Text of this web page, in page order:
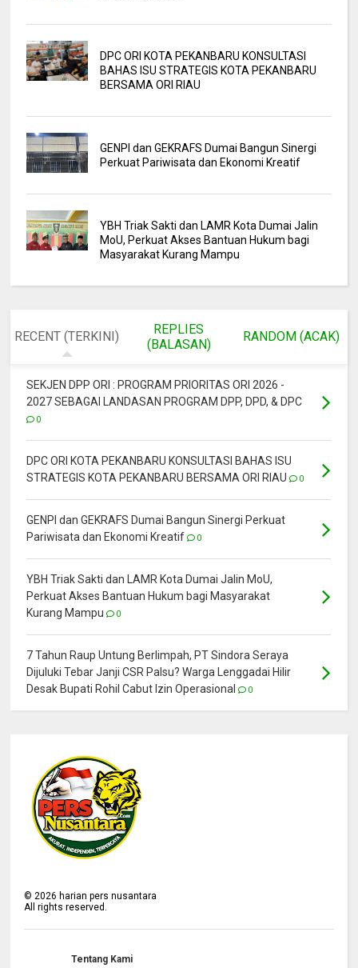
DPC ORI KOTA PEKANBARU KONSULTASI
BAHAS ISU STRATEGIS KOTA PEKANBARU
BERSAMA ORI RIAU
GENPI dan GEKRAFS Dumai Bangun Sinergi
Perkuat Pariwisata dan Ekonomi Kreatif
YBH Triak Sakti dan LAMR Kota Dumai Jalin
MoU, Perkuat Akses Bantuan Hukum bagi
Masyarakat Kurang Mampu
RECENT (TERKINI)
REPLIES
(BALASAN)
RANDOM (ACAK)
SEKJEN DPP ORI : PROGRAM PRIORITAS ORI 2026 -
2027 SEBAGAI LANDASAN PROGRAM DPP, DPD, & DPC
0
DPC ORI KOTA PEKANBARU KONSULTASI BAHAS ISU
STRATEGIS KOTA PEKANBARU BERSAMA ORI RIAU
0
GENPI dan GEKRAFS Dumai Bangun Sinergi Perkuat
Pariwisata dan Ekonomi Kreatif
0
YBH Triak Sakti dan LAMR Kota Dumai Jalin MoU,
Perkuat Akses Bantuan Hukum bagi Masyarakat
Kurang Mampu
0
7 Tahun Raup Untung Berlimpah, PT Sindora Seraya
Dijuluki Tebar Janji CSR Palsu? Warga Lenggadai Hilir
Desak Bupati Rohil Cabut Izin Operasional
0
© 2026 harian pers nusantara
All rights reserved.
Tentang Kami